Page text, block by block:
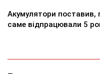
Акумулятори поставив,
саме відпрацювали 5